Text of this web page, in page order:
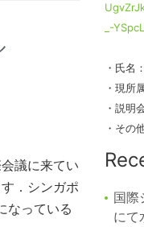
議に来てい
．シンガポ
なっている
_-
・氏名：
・現所
・説明
・その
国際
にて